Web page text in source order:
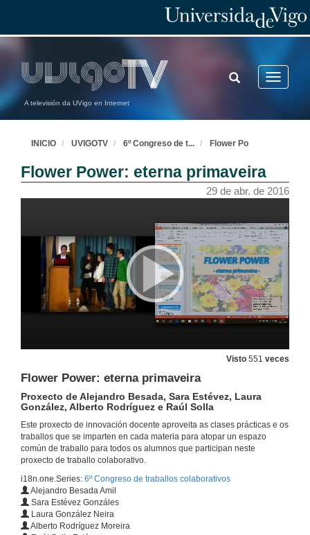
A televisión da UVigo en Internet
Toggle
TOGGLE
SEARCH
INICIO UVIGOTV 6º Congreso de t... Flower Po
Flower Power: eterna primaveira
29 de abr. de 2016
Visto 551 veces
Flower Power: eterna primaveira
Proxecto de Alejandro Besada, Sara Estévez, Laura
González, Alberto Rodríguez e Raúl Solla
Este proxecto de innovación docente aproveita as clases prácticas e os
traballos que se imparten en cada materia para atopar un espazo
común de traballo para todos os alumnos que participan neste
proxecto de traballo colaborativo.
i18n.one.Series: 6º Congreso de traballos colaborativos
Alejandro Besada Amil
Sara Estévez Gonzáles
Laura González Neira
Alberto Rodríguez Moreira
Vida salvaxe no teu acuario
Mergúllate sen mollarte
29 de abr. de 2016